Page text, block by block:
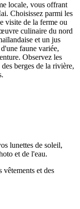
locale, vous offrant
Choisissez parmi les
visite de la ferme ou
culinaire du nord
et un jus
faune variée,
Observez les
berges de la rivière,
lunettes de soleil,
et de l'eau.
vêtements et des